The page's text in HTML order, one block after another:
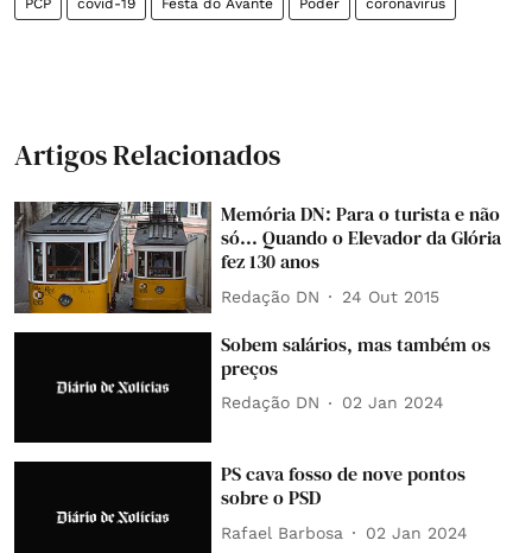
PCP covid-19 Festa do Avante Poder coronavírus
Artigos Relacionados
Memória DN: Para o turista e não
só... Quando o Elevador da Glória
fez 130 anos
Redação DN 24 Out 2015
Sobem salários, mas também os
preços
Redação DN 02 Jan 2024
PS cava fosso de nove pontos
sobre o PSD
Rafael Barbosa 02 Jan 2024